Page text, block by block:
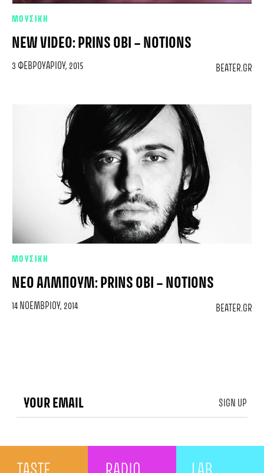
ΜΟΥΣΙΚΗ
NEW VIDEO: PRINS OBI – NOTIONS
3 ΦΕΒΡΟΥΑΡΊΟΥ, 2015 BEATER.GR
ΜΟΥΣΙΚΗ
ΝΈΟ ΆΛΜΠΟΥΜ: PRINS OBI – NOTIONS
14 ΝΟΕΜΒΡΊΟΥ, 2014 BEATER.GR
SIGN UP